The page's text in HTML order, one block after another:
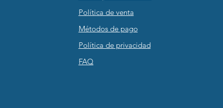
Política de venta
Métodos de pago
Política de privacidad
FAQ